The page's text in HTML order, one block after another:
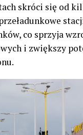
skróci się od
co sprzyja
i zwiększy